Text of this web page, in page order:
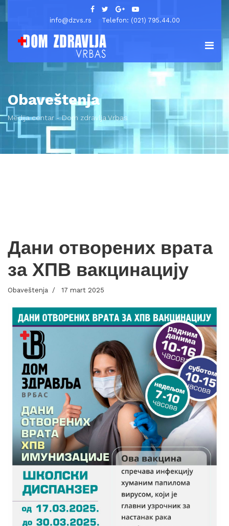
info@dzvs.rs Telefon: (021) 795.44.00
Obaveštenja
Medija centar - Dom zdravlja Vrbas
Дани отворених врата
за ХПВ вакцинацију
Obaveštenja 17 mart 2025